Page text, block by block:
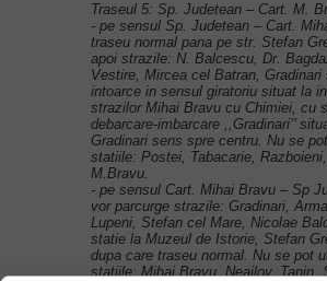
Traseul 5: Sp. Judetean – Cart. M.
- pe sensul Sp. Judetean – Cart.
traseu normal pana pe str. Stefan
apoi strazile: N. Balcescu, Dr.
Vestire, Mircea cel Batran, Gradinari
intoarce in sensul giratoriu situat la
strazilor Mihai Bravu cu Chimiei, cu
debarcare-imbarcare ,,Gradinari’’
Gradinari sens spre centru. Nu se
statiile: Postei, Tabacarie,
M.Bravu.
- pe sensul Cart. Mihai Bravu – Sp
vor parcurge strazile: Gradinari,
Lupeni, Stefan cel Mare, Nicolae
statie la Muzeul de Istorie, Stefan
dupa care traseu normal. Nu se pot
statiile: Mihai Bravu, Neajlov, Tanin,